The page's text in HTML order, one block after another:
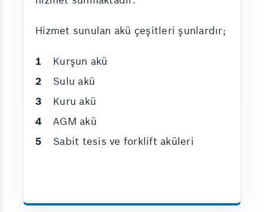
Hizmet sunulan akü çeşitleri şunlardır;
Kurşun akü
Sulu akü
Kuru akü
AGM akü
Sabit tesis ve forklift aküleri